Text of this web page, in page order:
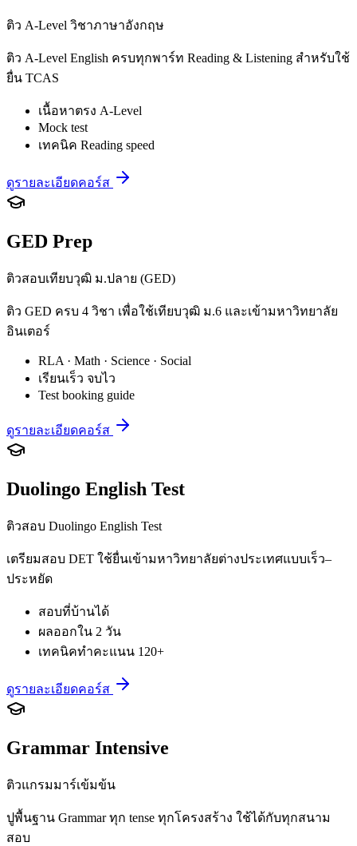
ติว A-Level วิชาภาษาอังกฤษ
ติว A-Level English ครบทุกพาร์ท Reading & Listening สำหรับใช้
ยื่น TCAS
เนื้อหาตรง A-Level
Mock test
เทคนิค Reading speed
ดูรายละเอียดคอร์ส
GED Prep
ติวสอบเทียบวุฒิ ม.ปลาย (GED)
ติว GED ครบ 4 วิชา เพื่อใช้เทียบวุฒิ ม.6 และเข้ามหาวิทยาลัย
อินเตอร์
RLA · Math · Science · Social
เรียนเร็ว จบไว
Test booking guide
ดูรายละเอียดคอร์ส
Duolingo English Test
ติวสอบ Duolingo English Test
เตรียมสอบ DET ใช้ยื่นเข้ามหาวิทยาลัยต่างประเทศแบบเร็ว–
ประหยัด
สอบที่บ้านได้
ผลออกใน 2 วัน
เทคนิคทำคะแนน 120+
ดูรายละเอียดคอร์ส
Grammar Intensive
ติวแกรมมาร์เข้มข้น
ปูพื้นฐาน Grammar ทุก tense ทุกโครงสร้าง ใช้ได้กับทุกสนาม
สอบ